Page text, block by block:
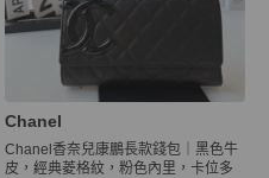
Chanel
Chanel香奈兒康鵬長款錢包｜黑色牛
皮，經典菱格紋，粉色內里，卡位多